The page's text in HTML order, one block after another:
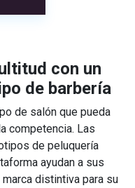
con un
de barbería
de salón que pueda
competencia. Las
de peluquería
ayudan a sus
distintiva para su